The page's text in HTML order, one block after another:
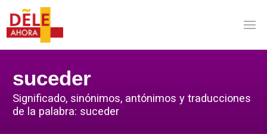
suceder
Significado, sinónimos, antónimos y traducciones
de la palabra: suceder